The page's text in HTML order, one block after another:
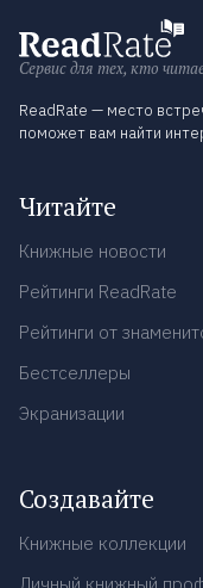
Сервис для тех, кто
ReadRate — место
поможет вам найти
Читайте
Книжные новости
Рейтинги ReadRate
Рейтинги от
Бестселлеры
Экранизации
Создавайте
Книжные коллекции